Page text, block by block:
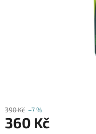
390 Kč –7 %
360 Kč